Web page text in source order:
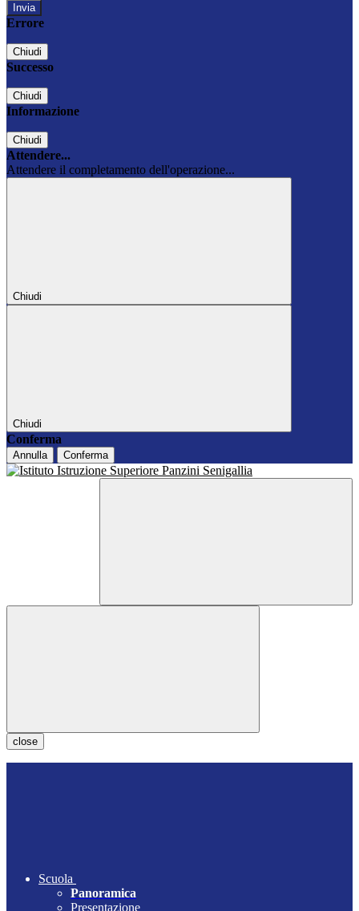
Errore
Chiudi
Successo
Chiudi
Informazione
Chiudi
Attendere...
Attendere il completamento dell'operazione...
Chiudi
Chiudi
Conferma
Annulla Conferma
close
Scuola
Panoramica
Presentazione